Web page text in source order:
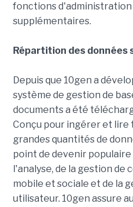
fonctions
supplémentaires.
Répartition des données
Depuis que 10gen a
système de gestion de
documents a été
Conçu pour ingérer et lire
grandes quantités de
point de devenir populaire
l'analyse, de la gestion
mobile et sociale et de la
utilisateur. 10gen assure